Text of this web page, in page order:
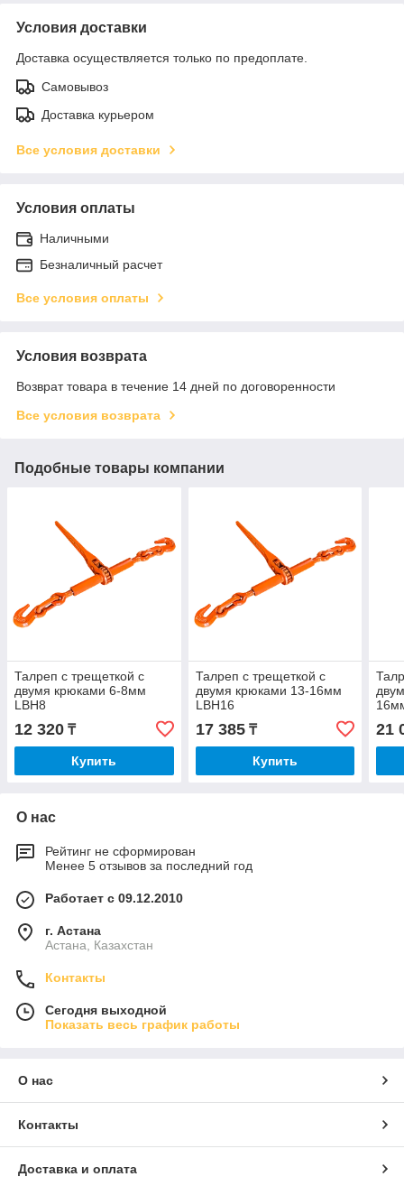
Условия доставки
Доставка осуществляется только по предоплате.
Самовывоз
Доставка курьером
Все условия доставки
Условия оплаты
Наличными
Безналичный расчет
Все условия оплаты
Условия возврата
Возврат товара в течение 14 дней по договоренности
Все условия возврата
Подобные товары компании
Талреп с трещеткой с
двумя крюками 6-8мм
LBH8
12 320 ₸
Купить
Талреп с трещеткой с
двумя крюками 13-16мм
LBH16
17 385₸
Купить
21
О нас
Рейтинг не сформирован
Менее 5 отзывов за последний год
Работает с 09.12.2010
г. Астана
Астана, Казахстан
Контакты
Сегодня выходной
Показать весь график работы
О нас
Контакты
Доставка и оплата